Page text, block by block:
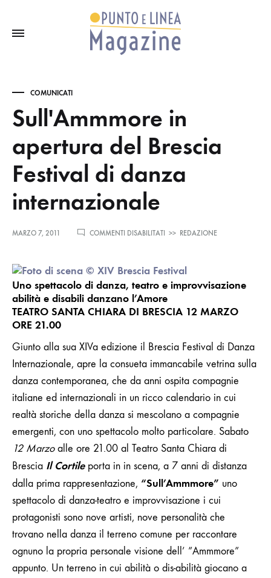
COMUNICATI
Sull'Ammmore in
apertura del Brescia
Festival di danza
internazionale
MARZO 7, 2011 COMMENTI DISABILITATI
SU
APERTURA
DEL
BRESCIA
FESTIVAL
DI
>> REDAZIONE
Uno spettacolo di danza, teatro e improvvisazione
abilità e disabili danzano l’Amore
TEATRO SANTA CHIARA DI BRESCIA 12 MARZO
ORE 21.00
Giunto alla sua XIVa edizione il Brescia Festival di Danza
Internazionale, apre la consueta immancabile vetrina sulla
danza contemporanea, che da anni ospita compagnie
italiane ed internazionali in un ricco calendario in cui
realtà storiche della danza si mescolano a compagnie
emergenti, con uno spettacolo molto particolare. Sabato
12 Marzoalle ore 21.00 al Teatro Santa Chiara di
Brescia Il Cortile porta in in scena, a 7 anni di distanza
dalla prima rappresentazione, “Sull’Ammmore” uno
spettacolo di danza-teatro e improvvisazione i cui
protagonisti sono nove artisti, nove personalità che
trovano nella danza il terreno comune per raccontare
ognuno la propria personale visione dell’ ”Ammmore”
appunto. Un terreno in cui abilità o dis-abilità giocano a